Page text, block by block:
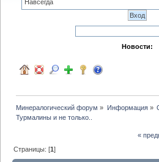
Новости:
Минералогический форум » Информация»
Турмалины и не только..
«
Страницы: [1]